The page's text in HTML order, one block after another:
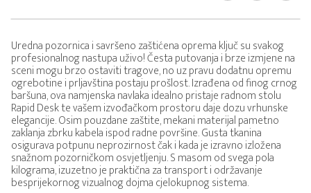
Uredna pozornica i savršeno zaštićena oprema ključ su svakog
profesionalnog nastupa uživo! Česta putovanja i brze izmjene na
sceni mogu brzo ostaviti tragove, no uz pravu dodatnu opremu
ogrebotine i prljavština postaju prošlost. Izrađena od finog crnog
baršuna, ova namjenska navlaka idealno pristaje radnom stolu
Rapid Desk te vašem izvođačkom prostoru daje dozu vrhunske
elegancije. Osim pouzdane zaštite, mekani materijal pametno
zaklanja zbrku kabela ispod radne površine. Gusta tkanina
osigurava potpunu neprozirnost čak i kada je izravno izložena
snažnom pozorničkom osvjetljenju. S masom od svega pola
kilograma, izuzetno je praktična za transport i održavanje
besprijekornog vizualnog dojma cjelokupnog sistema.